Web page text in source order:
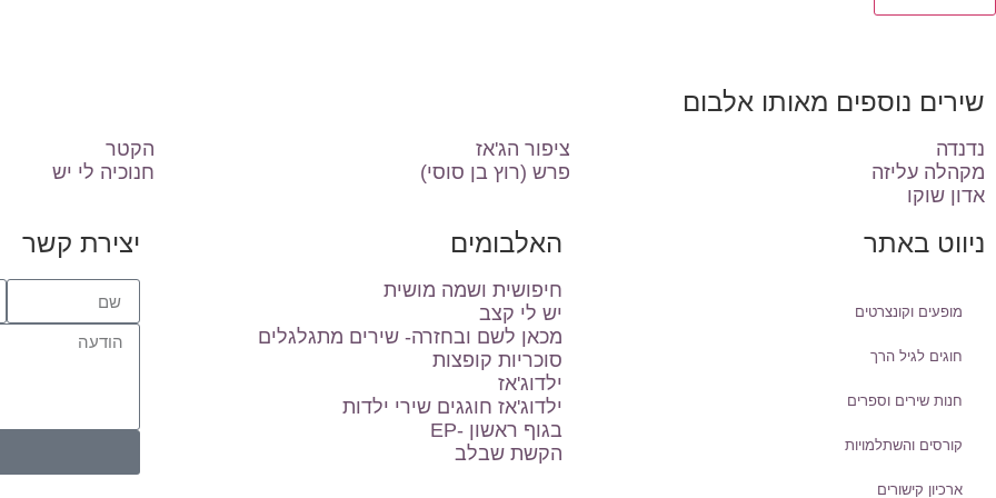
שירים נוספים מאותו אלבום
נדנדה ציפור הג'אז
הקטר
מקהלה עליזה
פרש (רוץ בן סוסי)
חנוכיה לי יש
אדון שוקו
ניווט באתר
מופעים וקונצרטים
חוגים לגיל הרך
חנות שירים וספרים
קורסים והשתלמויות
ארכיון קישורים
האלבומים
חיפושית ושמה מושית
יש לי קצב
מכאן לשם ובחזרה- שירים מתגלגלים
סוכריות קופצות
ילדוג'אז
ילדוג'אז חוגגים שירי ילדות
בגוף ראשון -EP
הקשת שבלב
יצירת קשר